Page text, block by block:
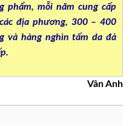
phẩm, mỗi năm cung cấp
địa phương, 300 – 400
hàng nghìn tấm da đà
Vân Anh